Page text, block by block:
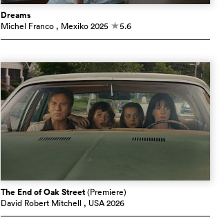
Dreams
Michel Franco , Mexiko 2025 c5.6
The End of Oak Street(Premiere)
David Robert Mitchell , USA 2026